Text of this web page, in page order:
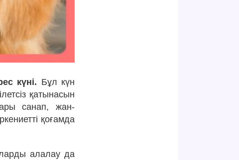
күні. Бұл күн
қатынасын
санап, жан-
қоғамда
алалау да